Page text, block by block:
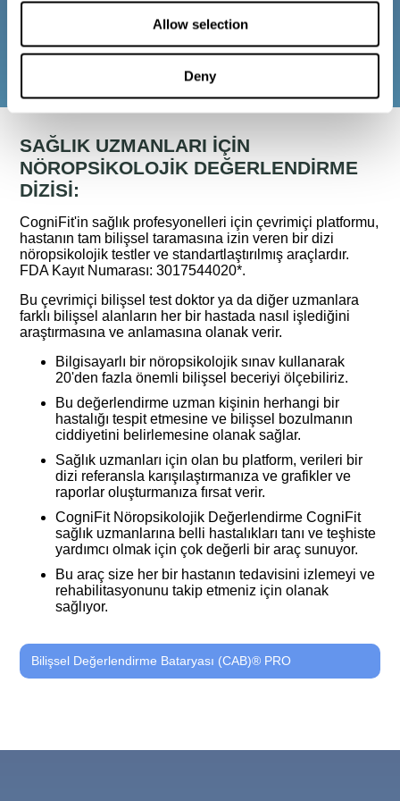
Allow selection
Deny
müdahalesini ve bilişsel rehabilitasyon sürecini
tasarlamasına ve izlemesine olanak tanır.*
SAĞLIK UZMANLARI IÇIN
NÖROPSIKOLOJIK DEĞERLENDIRME
DIZISI:
CogniFit'in sağlık profesyonelleri için çevrimiçi platformu,
hastanın tam bilişsel taramasına izin veren bir dizi
nöropsikolojik testler ve standartlaştırılmış araçlardır.
FDA Kayıt Numarası: 3017544020*.
Bu çevrimiçi bilişsel test doktor ya da diğer uzmanlara
farklı bilişsel alanların her bir hastada nasıl işlediğini
araştırmasına ve anlamasına olanak verir.
Bilgisayarlı bir nöropsikolojik sınav kullanarak
20'den fazla önemli bilişsel beceriyi ölçebiliriz.
Bu değerlendirme uzman kişinin herhangi bir
hastalığı tespit etmesine ve bilişsel bozulmanın
ciddiyetini belirlemesine olanak sağlar.
Sağlık uzmanları için olan bu platform, verileri bir
dizi referansla karışılaştırmanıza ve grafikler ve
raporlar oluşturmanıza fırsat verir.
CogniFit Nöropsikolojik Değerlendirme CogniFit
sağlık uzmanlarına belli hastalıkları tanı ve teşhiste
yardımcı olmak için çok değerli bir araç sunuyor.
Bu araç size her bir hastanın tedavisini izlemeyi ve
rehabilitasyonunu takip etmeniz için olanak
sağlıyor.
Bilişsel Değerlendirme Bataryası (CAB)® PRO